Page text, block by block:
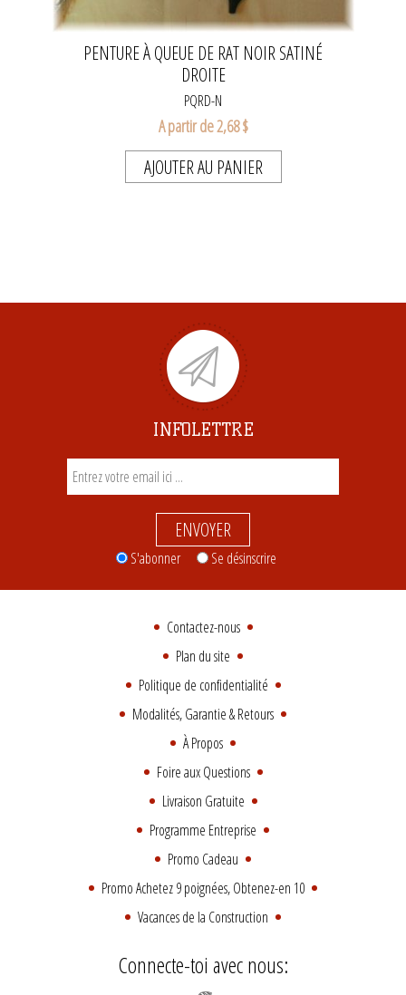
PENTURE À QUEUE DE RAT NOIR SATINÉ
DROITE
PQRD-N
A partir de 2,68 $
AJOUTER AU PANIER
INFOLETTRE
ENVOYER
S'abonner Se désinscrire
Contactez-nous
Plan du site
Politique de confidentialité
Modalités, Garantie & Retours
À Propos
Foire aux Questions
Livraison Gratuite
Programme Entreprise
Promo Cadeau
Promo Achetez 9 poignées, Obtenez-en 10
Vacances de la Construction
Connecte-toi avec nous: